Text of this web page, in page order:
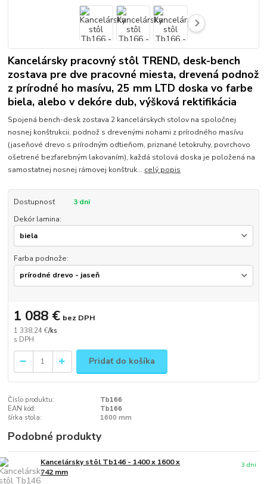
Kancelársky pracovný stôl TREND, desk-bench
zostava pre dve pracovné miesta, drevená podnož
z prírodné ho masívu, 25 mm LTD doska vo farbe
biela, alebo v dekóre dub, výšková rektifikácia
Spojená bench-desk zostava 2 kancelárskych stolov na spoločnej
nosnej konštrukcii, podnož s drevenými nohami z prírodného masívu
(jaseňové drevo s prírodným odtieňom, priznané letokruhy, povrchovo
ošetrené bezfarebným lakovaním), každá stolová doska je položená na
samostatnej nosnej rámovej konštruk... celý popis
Dostupnosť
3 dni
Dekór lamina:
Farba podnože:
1 338,24 €/ks
1 088 € bez DPH
Pridať do košíka
Číslo produktu:
Tb166
EAN kód:
Tb166
šírka stola:
1600 mm
Podobné produkty
Kancelársky stôl Tb146 - 1400 x 1600 x
742 mm
3 dni